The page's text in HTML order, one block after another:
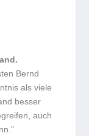
Bernd
als viele
besser
auch